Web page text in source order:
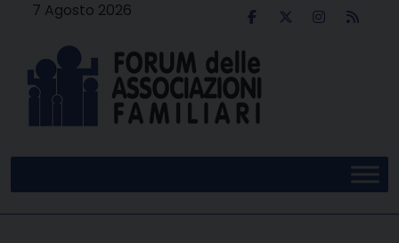
7 Agosto 2026